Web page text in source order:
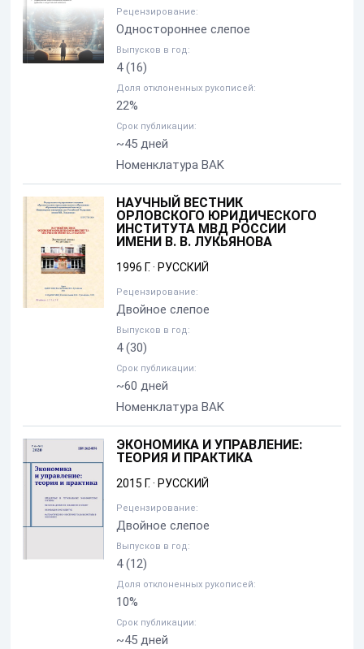
Рецензирование:
Одностороннее слепое
Выпусков в год:
4(16)
Доля отклоненных рукописей:
22%
Срок публикации:
~45 дней
Номенклатура BAK
НАУЧНЫЙ ВЕСТНИК
ОРЛОВСКОГО ЮРИДИЧЕСКОГО
ИНСТИТУТА МВД РОССИИ
ИМЕНИ В. В. ЛУКЬЯНОВА
1996 Г.· РУССКИЙ
Рецензирование:
Двойное слепое
Выпусков в год:
4(30)
Срок публикации:
~60 дней
Номенклатура BAK
ЭКОНОМИКА И УПРАВЛЕНИЕ:
ТЕОРИЯ И ПРАКТИКА
2015 Г.· РУССКИЙ
Рецензирование:
Двойное слепое
Выпусков в год:
4(12)
Доля отклоненных рукописей:
10%
Срок публикации:
~45 дней